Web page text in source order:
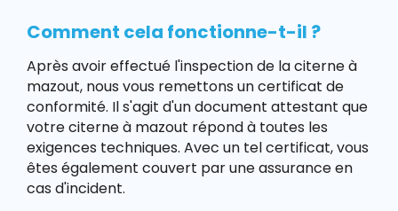
Comment cela fonctionne-t-il ?
Après avoir effectué l'inspection de la citerne à
mazout, nous vous remettons un certificat de
conformité. Il s'agit d'un document attestant que
votre citerne à mazout répond à toutes les
exigences techniques. Avec un tel certificat, vous
êtes également couvert par une assurance en
cas d'incident.